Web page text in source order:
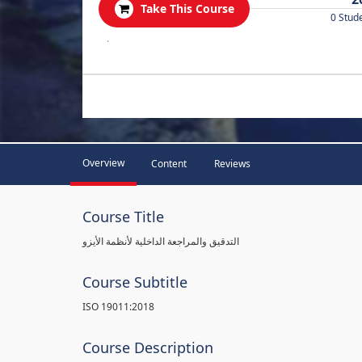
Take This Course
0
.
Overview Content Reviews
Course Title
التدقيق والمراجعة الداخلية لأنظمة الأيزو
Course Subtitle
ISO 19011:2018
Course Description